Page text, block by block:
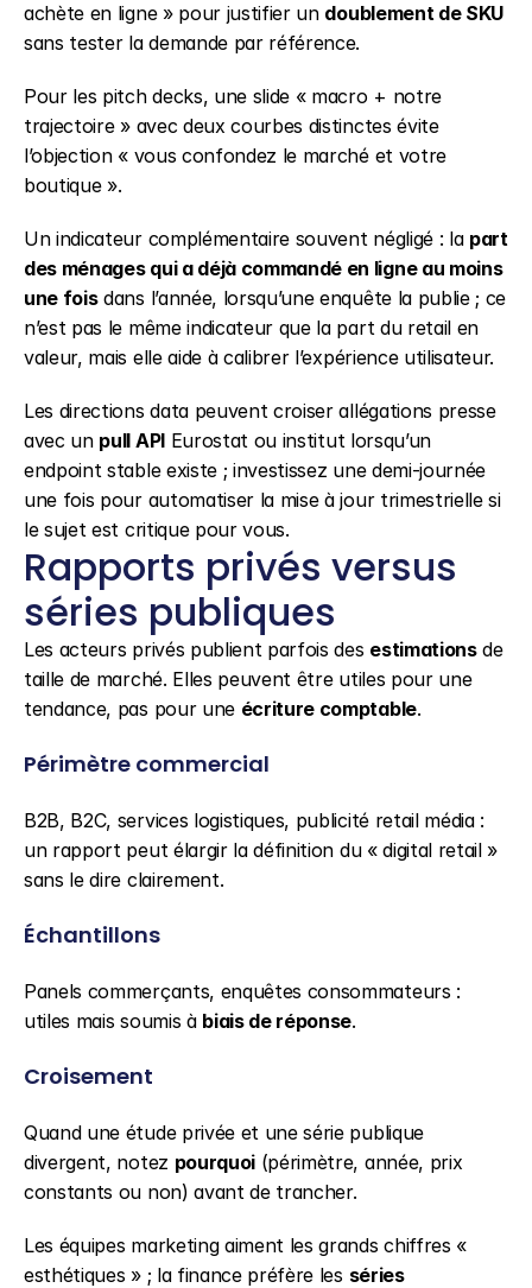
achète en ligne » pour justifier un doublement de SKU
sans tester la demande par référence.
Pour les pitch decks, une slide « macro + notre
trajectoire » avec deux courbes distinctes évite
l’objection « vous confondez le marché et votre
boutique ».
Un indicateur complémentaire souvent négligé : la part
des ménages qui a déjà commandé en ligne au moins
une fois dans l’année, lorsqu’une enquête la publie ; ce
n’est pas le même indicateur que la part du retail en
valeur, mais elle aide à calibrer l’expérience utilisateur.
Les directions data peuvent croiser allégations presse
avec un pull API Eurostat ou institut lorsqu’un
endpoint stable existe ; investissez une demi-journée
une fois pour automatiser la mise à jour trimestrielle si
le sujet est critique pour vous.
Rapports privés versus
séries publiques
Les acteurs privés publient parfois des estimations de
taille de marché. Elles peuvent être utiles pour une
tendance, pas pour une écriture comptable.
Périmètre commercial
B2B, B2C, services logistiques, publicité retail média :
un rapport peut élargir la définition du « digital retail »
sans le dire clairement.
Échantillons
Panels commerçants, enquêtes consommateurs :
utiles mais soumis à biais de réponse.
Croisement
Quand une étude privée et une série publique
divergent, notez pourquoi (périmètre, année, prix
constants ou non) avant de trancher.
Les équipes marketing aiment les grands chiffres «
esthétiques » ; la finance préfère les séries